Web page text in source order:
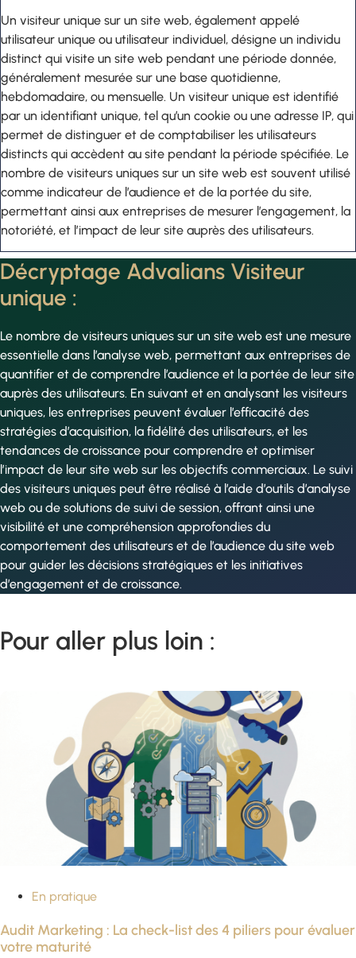
Un visiteur unique sur un site web, également appelé
utilisateur unique ou utilisateur individuel, désigne un individu
distinct qui visite un site web pendant une période donnée,
généralement mesurée sur une base quotidienne,
hebdomadaire, ou mensuelle. Un visiteur unique est identifié
par un identifiant unique, tel qu’un cookie ou une adresse IP, qui
permet de distinguer et de comptabiliser les utilisateurs
distincts qui accèdent au site pendant la période spécifiée. Le
nombre de visiteurs uniques sur un site web est souvent utilisé
comme indicateur de l’audience et de la portée du site,
permettant ainsi aux entreprises de mesurer l’engagement, la
notoriété, et l’impact de leur site auprès des utilisateurs.
Décryptage Advalians Visiteur
unique :
Le nombre de visiteurs uniques sur un site web est une mesure
essentielle dans l’analyse web, permettant aux entreprises de
quantifier et de comprendre l’audience et la portée de leur site
auprès des utilisateurs. En suivant et en analysant les visiteurs
uniques, les entreprises peuvent évaluer l’efficacité des
stratégies d’acquisition, la fidélité des utilisateurs, et les
tendances de croissance pour comprendre et optimiser
l’impact de leur site web sur les objectifs commerciaux. Le suivi
des visiteurs uniques peut être réalisé à l’aide d’outils d’analyse
web ou de solutions de suivi de session, offrant ainsi une
visibilité et une compréhension approfondies du
comportement des utilisateurs et de l’audience du site web
pour guider les décisions stratégiques et les initiatives
d’engagement et de croissance.
Pour aller plus loin :
En pratique
Audit Marketing : La check-list des 4 piliers pour évaluer
votre maturité